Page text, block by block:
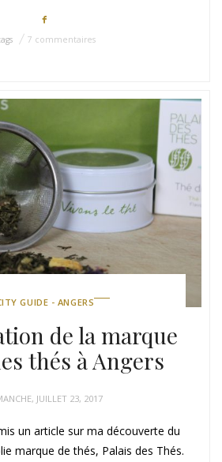
7 commentaires
GUIDE - ANGERS
de la marque
thés à Angers
JUILLET 23, 2017
un article sur ma découverte du
marque de thés, Palais des Thés.